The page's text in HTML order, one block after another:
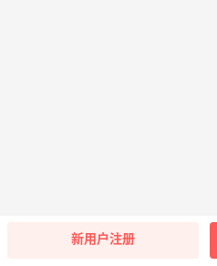
新用户注册